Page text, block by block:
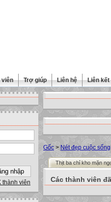
viên Trợ giúp Liên hệ Liên kết
thành viên
Gốc > Nét đẹp cuộc sống
Thịt ba chỉ kho mặn
Các thành viên